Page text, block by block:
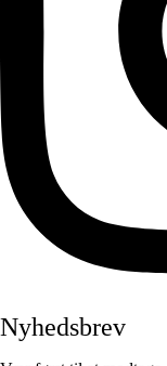
Nyhedsbrev